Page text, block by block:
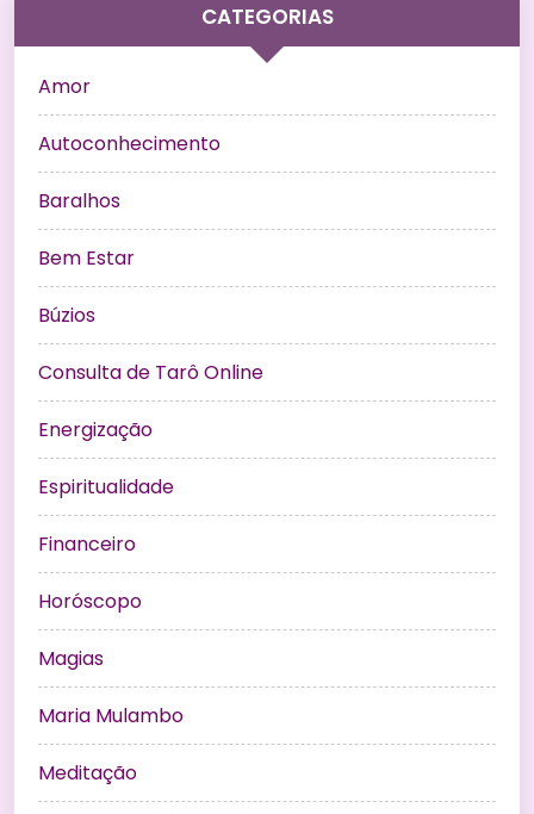
CATEGORIAS
Amor
Autoconhecimento
Baralhos
Bem Estar
Búzios
Consulta de Tarô Online
Energização
Espiritualidade
Financeiro
Horóscopo
Magias
Maria Mulambo
Meditação